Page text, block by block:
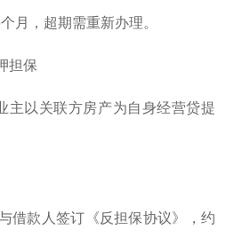
月，超期需重新办理。
担保
主以关联方房产为自身经营贷提
借款人签订《反担保协议》，约